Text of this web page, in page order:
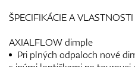
ŠPECIFIKÁCIE A VLASTNOSTI
AXIALFLOW dimple
Pri plných odpaloch nové dimple